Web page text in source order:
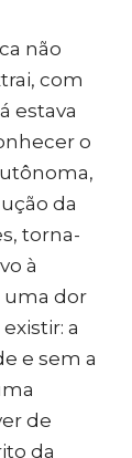
não
com
estava
o
da
torna-
à
uma dor
a
e sem a
de
da